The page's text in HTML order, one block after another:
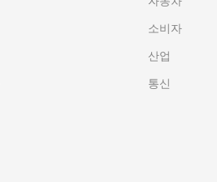
소비자
산업
통신